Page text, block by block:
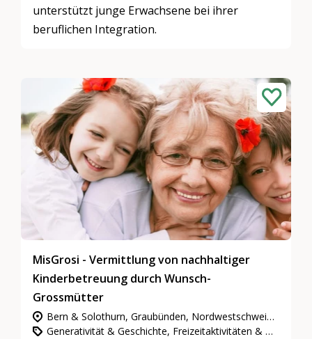
unterstützt junge Erwachsene bei ihrer
beruflichen Integration.
MisGrosi - Vermittlung von nachhaltiger
Kinderbetreuung durch Wunsch-
Grossmütter
Bern & Solothurn, Graubünden, Nordwestschweiz, Ostschweiz, Ganze Schweiz, Zentralschweiz, Zürich
Generativität & Geschichte, Freizeitaktivitäten & Spiele, Mentoring